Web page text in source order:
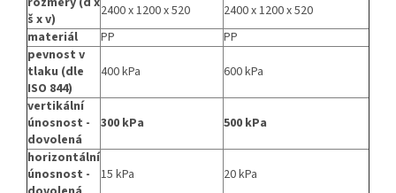
š x v)
2400 x 1200 x 520
2400 x 1200 x 520
materiál
PP
PP
pevnost v
tlaku (dle
ISO 844)
400 kPa
600 kPa
vertikální
únosnost -
dovolená
300 kPa
500 kPa
horizontální
únosnost -
15 kPa
20 kPa